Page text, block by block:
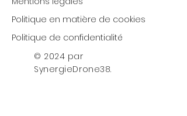
Politique en matière de cookies
Politique de confidentialité
© 2024 par
SynergieDrone38.